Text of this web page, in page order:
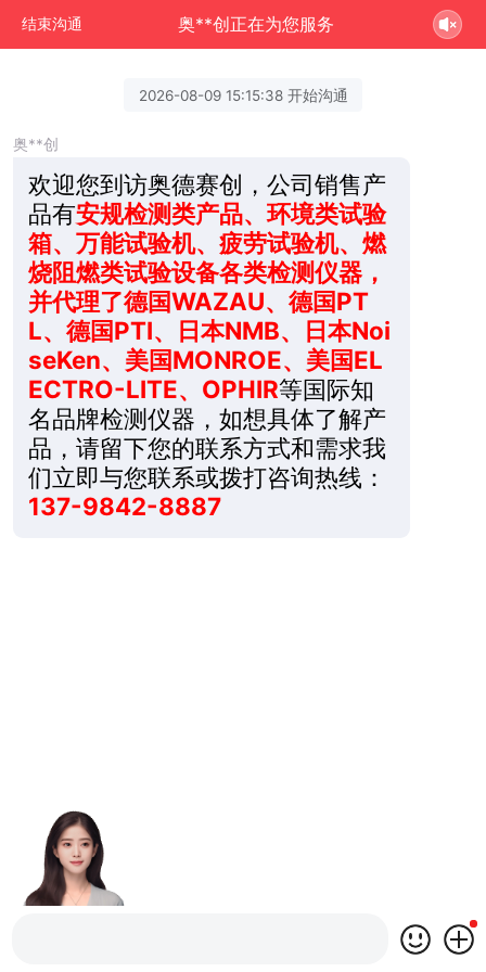
结束沟通 奥**创正在为您服务
2026-08-09 15:15:38 开始沟通
奥**创
欢迎您到访奥德赛创，公司销售产
品有安规检测类产品、环境类试验
箱、万能试验机、疲劳试验机、燃
烧阻燃类试验设备各类检测仪器，
并代理了德国WAZAU、德国PT
L、德国PTI、日本NMB、日本Noi
seKen、美国MONROE、美国EL
ECTRO-LITE、OPHIR等国际知
名品牌检测仪器，如想具体了解产
品，请留下您的联系方式和需求我
们立即与您联系或拨打咨询热线：
137-9842-8887